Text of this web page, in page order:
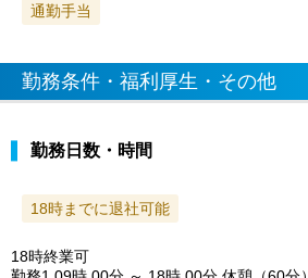
通勤手当
勤務条件・福利厚生・その他
勤務日数・時間
18時までに退社可能
18時終業可